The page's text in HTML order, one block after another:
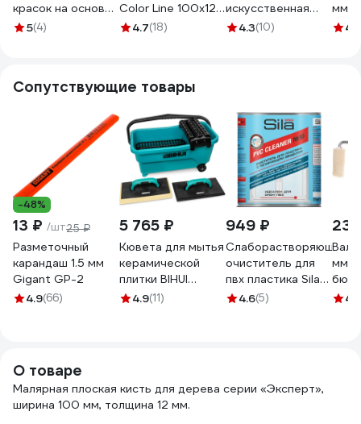
красок на основе
растворителей
Мелодия цвета
5(4)
Color Line 100х12
мм 83366
4.7(18)
искусственная
щетина,
4.3(10)
мм
4.4
Сопутствующие товары
-48%
13 ₽ /шт25 ₽
Разметочный
карандаш 1.5 мм
Gigant GP-2
4.9(66)
5 765 ₽
Кювета для мытья
керамической
плитки BIHUI
TWS19
4.9(11)
949 ₽
Слаборастворяющий
очиститель для
пвх пластика Sila
pro pvc cleaner
4.6(5)
мм,
5 4.8
О товаре
Малярная плоская кисть для дерева серии «Эксперт»,
ширина 100 мм, толщина 12 мм.